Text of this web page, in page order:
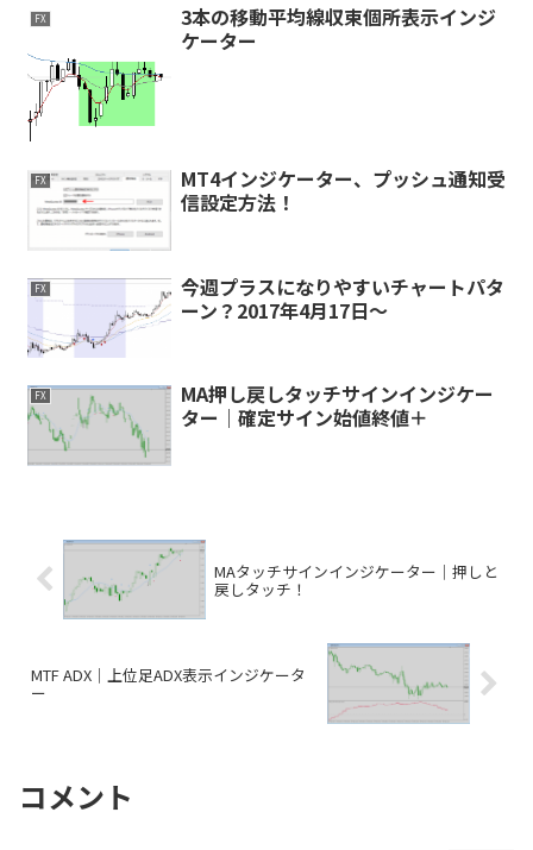
FX
3本の移動平均線収束個所表示インジ
ケーター
FX
MT4インジケーター、プッシュ通知受
信設定方法！
FX
今週プラスになりやすいチャートパタ
ーン？2017年4月17日～
FX
MA押し戻しタッチサインインジケー
ター｜確定サイン始値終値＋
MAタッチサインインジケーター｜押しと
戻しタッチ！
MTF ADX｜上位足ADX表示インジケータ
ー
コメント